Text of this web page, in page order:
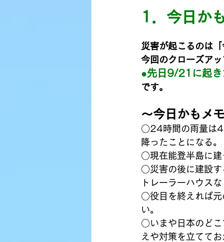
1．今日か
災害が起こるのは
今回のクローズアッ
●先日9/21に起き
です。
〜今日かもメ
○24時間の雨量は
降ったことになる。
○現在能登半島に建
○災害の後に建設す
トレーラーハウス
○役目を終えれば元
い。
○いまや日本のどこ
えや対策を立てて